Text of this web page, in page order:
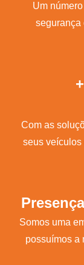
Um
segurança
Com as
seus veículos
Somos uma
possuímos a